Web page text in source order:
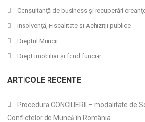
Consultanţă de business şi recuperări
Insolvenţă, Fiscalitate şi Achiziţii publice
Dreptul Muncii
Drept imobiliar şi fond funciar
ARTICOLE RECENTE
Procedura CONCILIERII – modalitate de
Conflictelor de Muncă în România